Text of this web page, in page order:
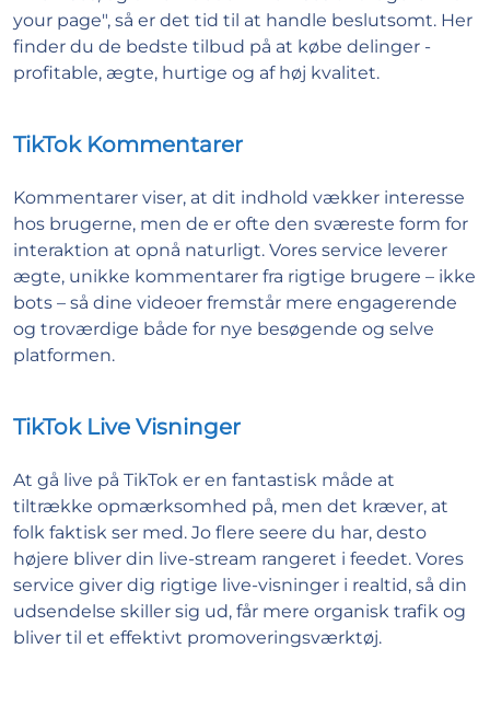
your page", så er det tid til at handle beslutsomt. Her
finder du de bedste tilbud på at købe delinger -
profitable, ægte, hurtige og af høj kvalitet.
TikTok Kommentarer
Kommentarer viser, at dit indhold vækker interesse
hos brugerne, men de er ofte den sværeste form for
interaktion at opnå naturligt. Vores service leverer
ægte, unikke kommentarer fra rigtige brugere – ikke
bots – så dine videoer fremstår mere engagerende
og troværdige både for nye besøgende og selve
platformen.
TikTok Live Visninger
At gå live på TikTok er en fantastisk måde at
tiltrække opmærksomhed på, men det kræver, at
folk faktisk ser med. Jo flere seere du har, desto
højere bliver din live-stream rangeret i feedet. Vores
service giver dig rigtige live-visninger i realtid, så din
udsendelse skiller sig ud, får mere organisk trafik og
bliver til et effektivt promoveringsværktøj.